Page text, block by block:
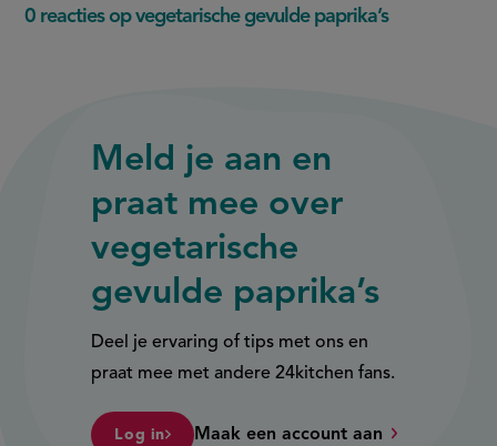
venster,
0 reacties op vegetarische gevulde paprika’s
Meld je aan en
praat mee over
vegetarische
gevulde paprika’s
Deel je ervaring of tips met ons en
praat mee met andere 24kitchen fans.
Log in Maak een account aan